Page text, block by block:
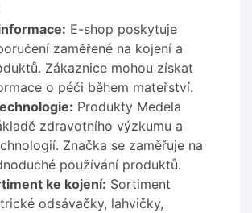
E-shop poskytuje
zaměřené na kojení a
Zákaznice mohou získat
o péči během mateřství.
Produkty Medela
zdravotního výzkumu a
Značka se zaměřuje na
používání produktů.
ke kojení: Sortiment
odsávačky, lahvičky,